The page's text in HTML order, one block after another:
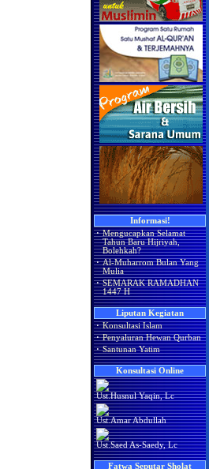
Informasi!
· Mengucapkan Selamat
Tahun Baru Hijriyah,
Bolehkah?
· Al-Muharrom Bulan Yang
Mulia
· SEMARAK RAMADHAN
1447 H
Liputan Kegiatan
· Konsultasi Islam
· Penyaluran Hewan Qurban
· Santunan Yatim
Konsultasi Online
Ust.Husnul Yaqin, Lc
Ust.Amar Abdullah
Ust.Saed As-Saedy, Lc
Fatwa Seputar Sholat